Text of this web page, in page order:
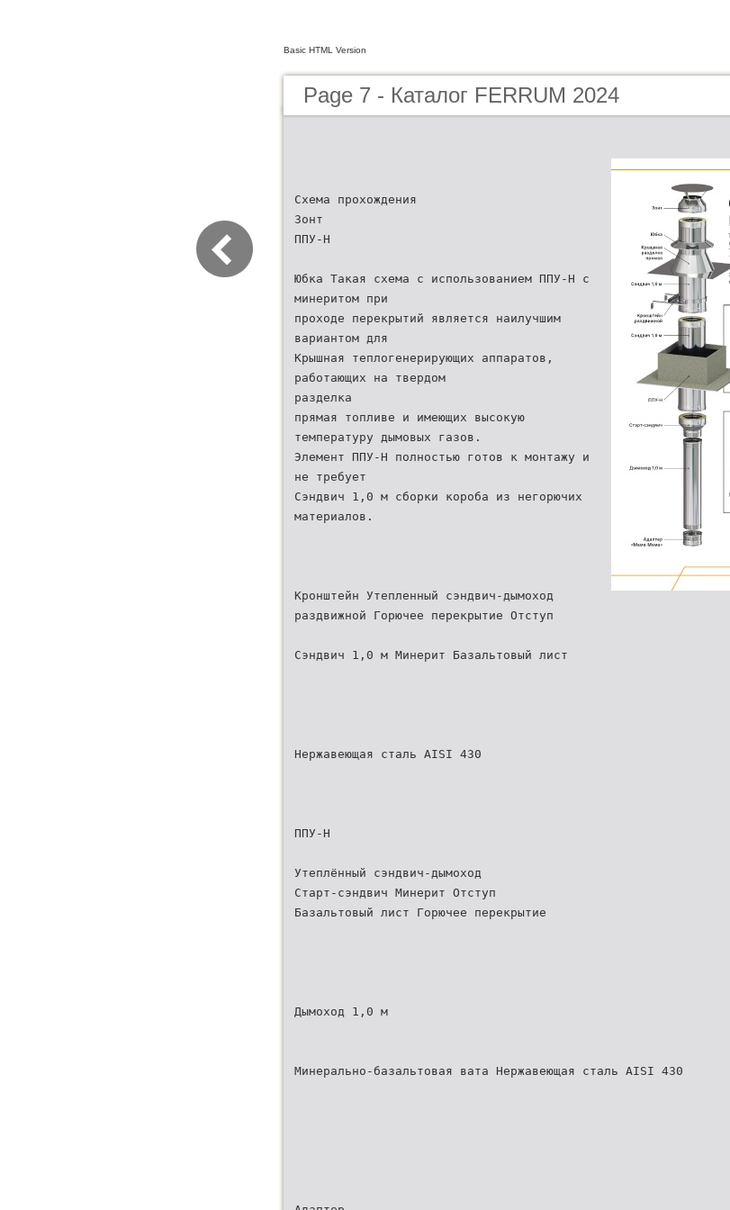
Basic HTML Version
Page 7 - Каталог FERRUM 2024
Схема прохождения
Зонт
ППУ-Н
Юбка Такая схема с использованием ППУ-Н с
минеритом при
проходе перекрытий является наилучшим
вариантом для
Крышная теплогенерирующих аппаратов,
работающих на твердом
разделка
прямая топливе и имеющих высокую
температуру дымовых газов.
Элемент ППУ-Н полностью готов к монтажу и
не требует
Сэндвич 1,0 м сборки короба из негорючих
материалов.
Кронштейн Утепленный сэндвич-дымоход
раздвижной Горючее перекрытие Отступ
Сэндвич 1,0 м Минерит Базальтовый лист
Нержавеющая сталь AISI 430
ППУ-Н
Утеплённый сэндвич-дымоход
Старт-сэндвич Минерит Отступ
Базальтовый лист Горючее перекрытие
Дымоход 1,0 м
Минерально-базальтовая вата Нержавеющая сталь AISI 430